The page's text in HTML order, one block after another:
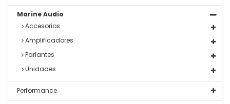
Marine Audio
Accesorios
Amplificadores
Parlantes
Unidades
Performance